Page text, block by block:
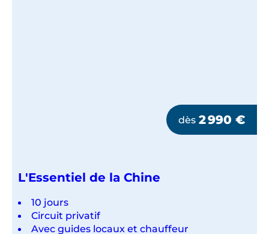
dès 2 990 €
L'Essentiel de la Chine
10 jours
Circuit privatif
Avec guides locaux et chauffeur